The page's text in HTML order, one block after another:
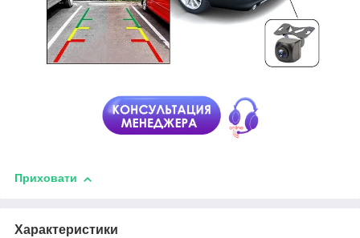
Приховати
Характеристики